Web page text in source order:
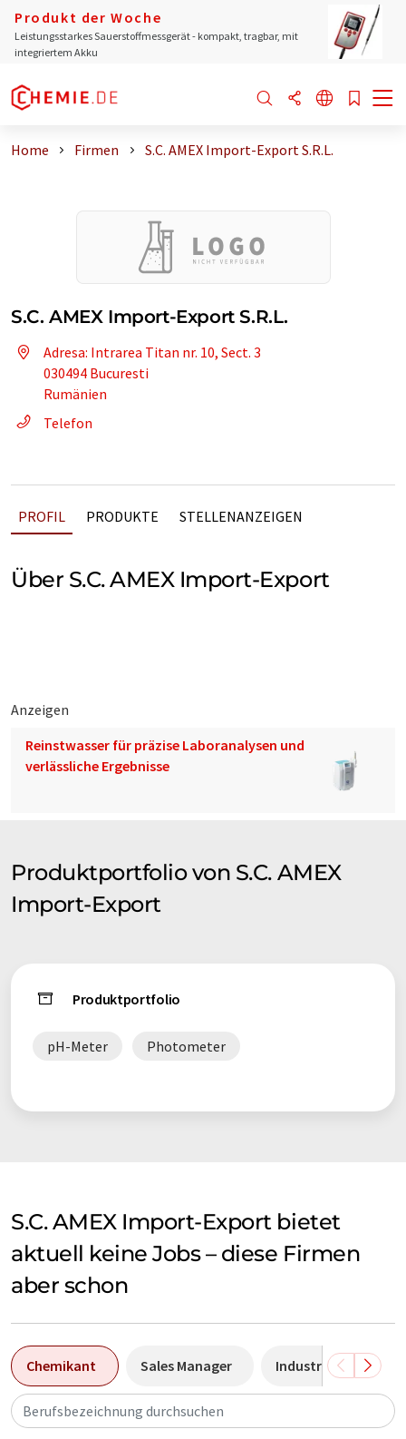
Produkt der Woche
Leistungsstarkes Sauerstoffmessgerät - kompakt, tragbar, mit
integriertem Akku
Home Firmen S.C. AMEX Import-Export S.R.L.
S.C. AMEX Import-Export S.R.L.
Adresa: Intrarea Titan nr. 10, Sect. 3
030494 Bucuresti
Rumänien
Telefon
PROFIL PRODUKTE STELLENANZEIGEN
Über S.C. AMEX Import-Export
Anzeigen
Reinstwasser für präzise Laboranalysen und
verlässliche Ergebnisse
Produktportfolio von S.C. AMEX
Import-Export
Produktportfolio
pH-Meter Photometer
S.C. AMEX Import-Export bietet
aktuell keine Jobs – diese Firmen
aber schon
Chemikant Sales Manager
Berufsbezeichnung durchsuchen